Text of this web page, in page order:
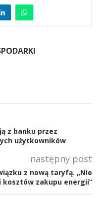
z banku przez
użytkowników
następny post
z nową taryfą. „Nie
kosztów zakupu energii”